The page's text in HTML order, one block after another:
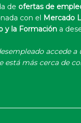
de ofertas de
con el
Mercado
y la Formacióna
accede a
está más cerca de